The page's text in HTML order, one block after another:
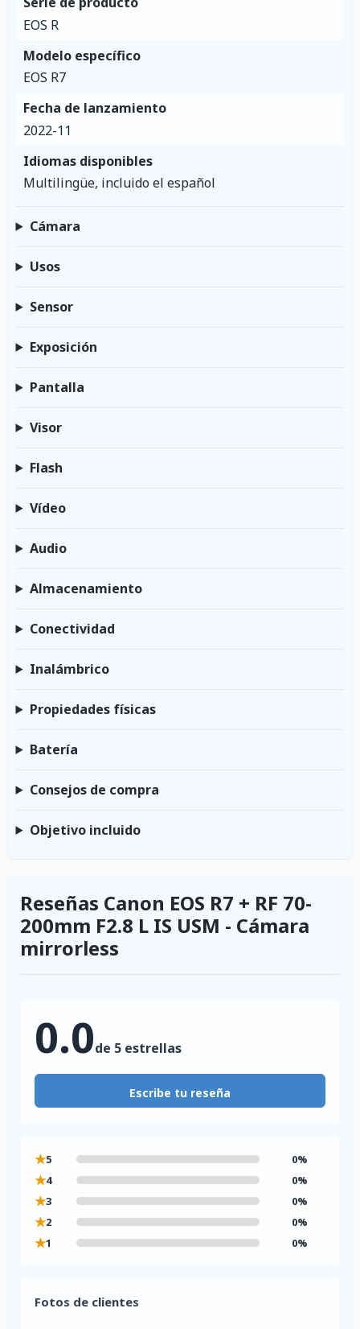
EOS R
Modelo específico
EOS R7
Fecha de lanzamiento
2022-11
Idiomas disponibles
Multilingüe, incluido el español
Cámara
Usos
Sensor
Exposición
Pantalla
Visor
Flash
Vídeo
Audio
Almacenamiento
Conectividad
Inalámbrico
Propiedades físicas
Batería
Consejos de compra
Objetivo incluido
Reseñas Canon EOS R7 + RF 70-
200mm F2.8 L IS USM - Cámara
mirrorless
0.0de 5 estrellas
Escribe tu reseña
★5 0%
★4 0%
★3 0%
★2 0%
★1 0%
Fotos de clientes